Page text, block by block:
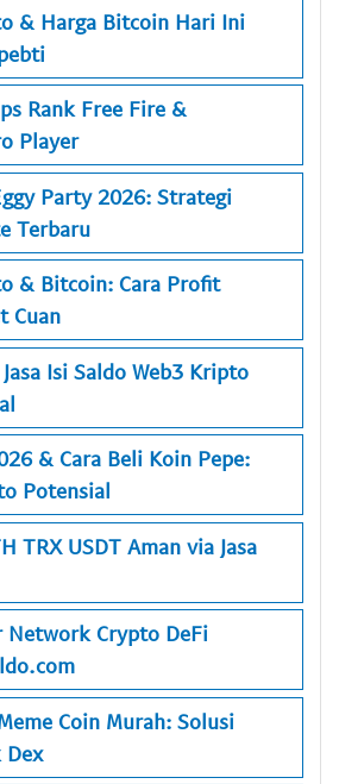
& Harga Bitcoin Hari Ini
Rank Free Fire &
Player
Party 2026: Strategi
Terbaru
& Bitcoin: Cara Profit
Cuan
Isi Saldo Web3 Kripto
& Cara Beli Koin Pepe:
Potensial
TRX USDT Aman via Jasa
Network Crypto DeFi
Coin Murah: Solusi